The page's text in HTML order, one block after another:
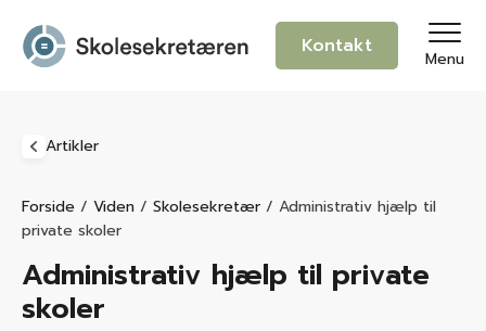
Kontakt
Menu
Artikler
Forside / Viden / Skolesekretær / Administrativ hjælp til
private skoler
Administrativ hjælp til private
skoler